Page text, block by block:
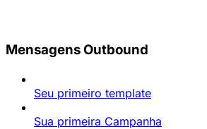
Mensagens Outbound
Seu primeiro template
Sua primeira Campanha